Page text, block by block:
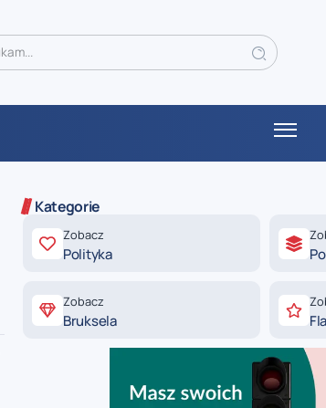
Kategorie
Zobacz
Polityka
Zobacz
Bruksela